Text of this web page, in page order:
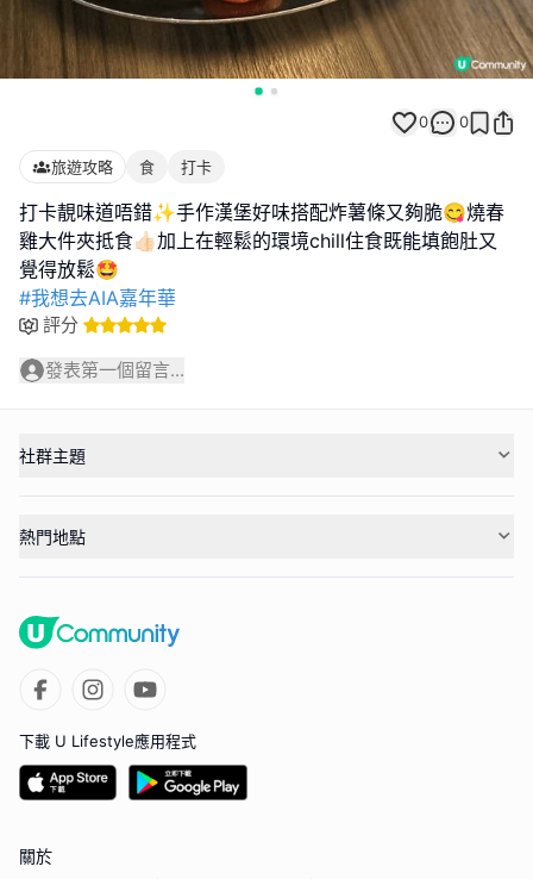
0 0
旅遊攻略 食 打卡
打卡靚味道唔錯✨手作漢堡好味搭配炸薯條又夠脆😋燒春
雞大件夾抵食👍🏻加上在輕鬆的環境chill住食既能填飽肚又
#我想去AIA嘉年華
評分
發表第一個留言...
社群主題
熱門地點
下載 U Lifestyle應用程式
關於